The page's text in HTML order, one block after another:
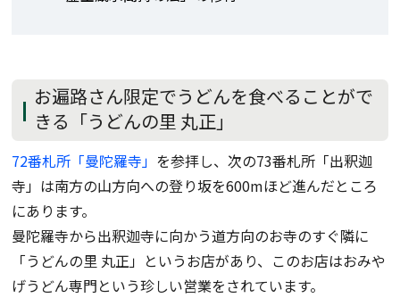
お遍路さん限定でうどんを食べることがで
きる「うどんの里 丸正」
72番札所「曼陀羅寺」 を参拝し、次の73番札所「出釈迦
寺」は南方の山方向への登り坂を600mほど進んだところ
にあります。
曼陀羅寺から出釈迦寺に向かう道方向のお寺のすぐ隣に
「うどんの里 丸正」というお店があり、このお店はおみや
げうどん専門という珍しい営業をされています。